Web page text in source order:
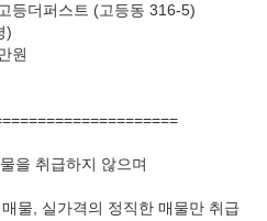
등더퍼스트 (고등동 316-5)
)
원
위매물을 취급하지 않으며
물, 실가격의 정직한 매물만 취급